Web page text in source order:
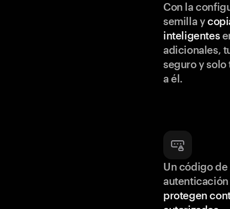
Con la
semilla y
inteligentes
adicionales,
seguro y
a él.
Un código de
protegen